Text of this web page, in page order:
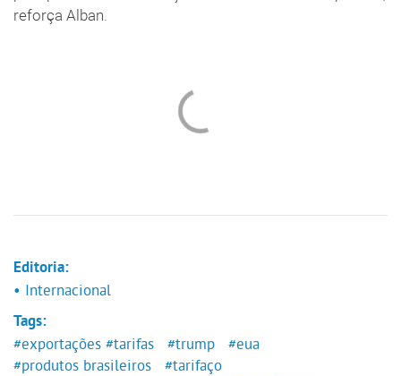
reforça Alban.
Editoria:
• Internacional
Tags:
#exportações #tarifas #trump
#eua
#produtos brasileiros
#tarifaço